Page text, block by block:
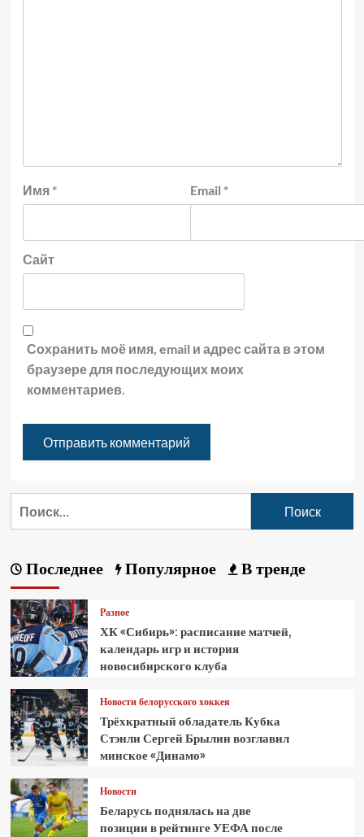
Имя * Email *
Сайт
Сохранить моё имя, email и адрес сайта в этом
браузере для последующих моих
комментариев.
Последнее Популярное В тренде
Разное
ХК «Сибирь»: расписание матчей,
календарь игр и история
новосибирского клуба
Новости белорусского хоккея
Трёхкратный обладатель Кубка
Стэнли Сергей Брылин возглавил
минское «Динамо»
Новости
Беларусь поднялась на две
позиции в рейтинге УЕФА после